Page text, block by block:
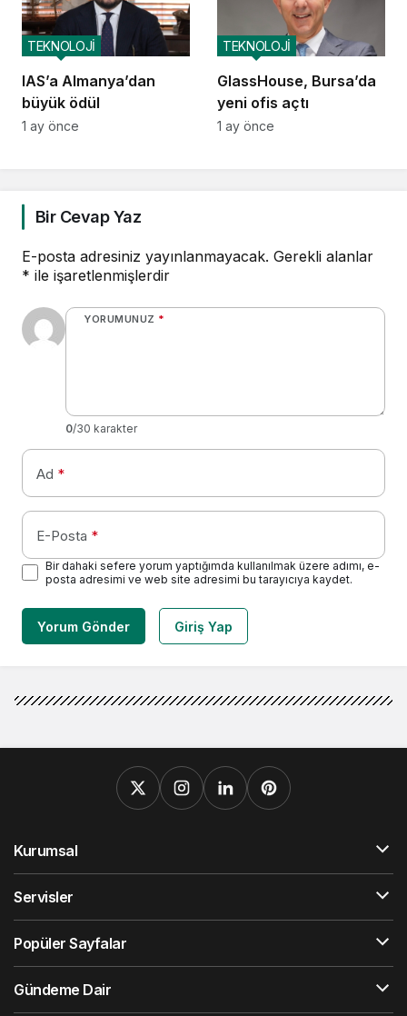
IAS’a Almanya’dan
büyük ödül
TEKNOLOJİ
1 ay önce
GlassHouse, Bursa’da
yeni ofis açtı
TEKNOLOJİ
1 ay önce
Bir Cevap Yaz
E-posta adresiniz yayınlanmayacak. Gerekli alanlar
* ile işaretlenmişlerdir
YORUMUNUZ *
0/30 karakter
Ad *
E-Posta *
Bir dahaki sefere yorum yaptığımda kullanılmak üzere adımı, e-
posta adresimi ve web site adresimi bu tarayıcıya kaydet.
Yorum Gönder Giriş Yap
Kurumsal
Servisler
Popüler Sayfalar
Gündeme Dair